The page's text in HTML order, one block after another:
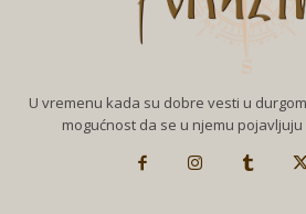
U vremenu kada su dobre vesti u
mogućnost da se u njemu